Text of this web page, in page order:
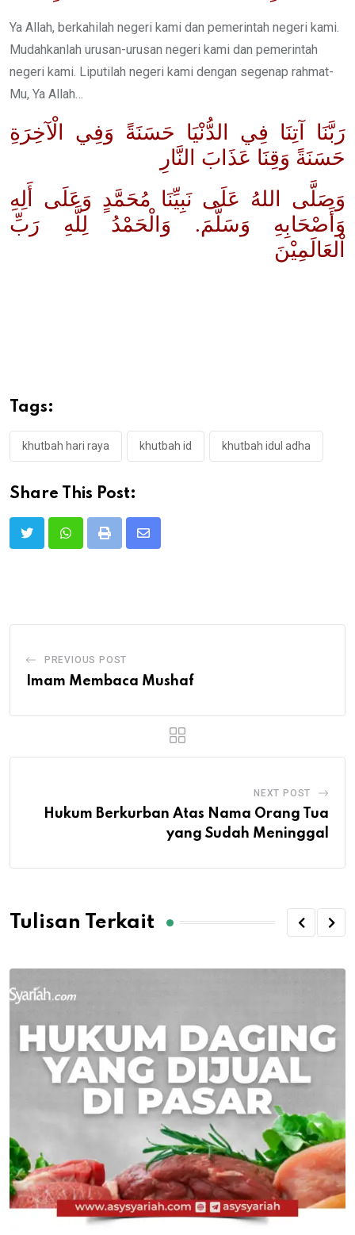
Ya Allah, berkahilah negeri kami dan pemerintah negeri kami.
Mudahkanlah urusan-urusan negeri kami dan pemerintah
negeri kami. Liputilah negeri kami dengan segenap rahmat-
Mu, Ya Allah…
رَبَّنَا آتِنَا فِي الدُّنْيَا حَسَنَةً وَفِي الْآخِرَةِ
حَسَنَةً وَقِنَا عَذَابَ النَّارِ
وَصَلَّى اللهُ عَلَى نَبِيِّنَا مُحَمَّدٍ وَعَلَى أَلِهِ
وَأَصْحَابِهِ وَسَلَّمَ. وَالْحَمْدُ لِلَّهِ رَبِّ
اْلعَالَمِيْنَ
Tags:
khutbah hari raya khutbah id khutbah idul adha
Share This Post:
Print
Share
PREVIOUS POST
Imam Membaca Mushaf
NEXT POST
Hukum Berkurban Atas Nama Orang Tua
yang Sudah Meninggal
Tulisan Terkait